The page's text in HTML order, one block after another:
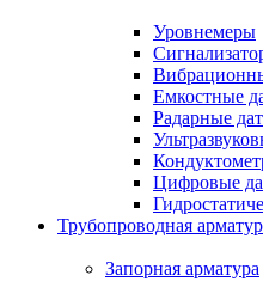
Уровнемеры
Емкостные
Радарные
Цифровые
Трубопроводная
Запорная арматура